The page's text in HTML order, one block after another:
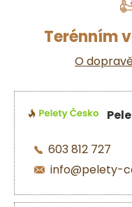
Terénním
O
603 812 727
info@pelety-